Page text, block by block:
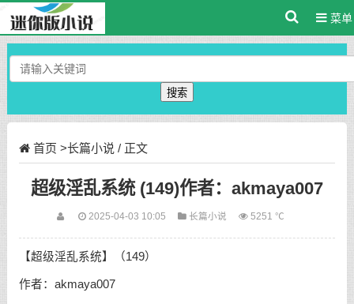
菜单
搜索
首页 >长篇小说 / 正文
超级淫乱系统 (149)作者：akmaya007
2025-04-03 10:05 长篇小说 5251 ℃
【超级淫乱系统】（149）
作者：akmaya007